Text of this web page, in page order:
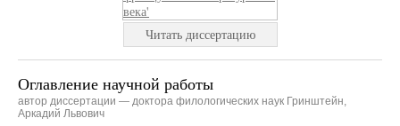
Читать диссертацию
Оглавление научной работы
автор диссертации — доктора филологических наук Гринштейн,
Аркадий Львович